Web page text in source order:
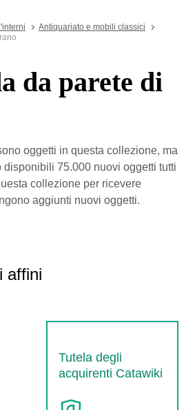
Antiquariato e mobili classici
da parete di
oggetti in questa collezione, ma
disponibili 75.000 nuovi oggetti tutti
collezione per ricevere
aggiunti nuovi oggetti.
affini
Tutela degli
acquirenti Catawiki